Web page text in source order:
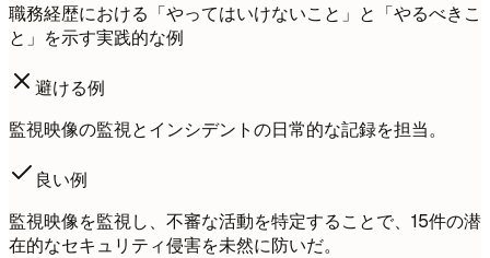
職務経歴における「やってはいけないこと」と「やるべきこ
と」を示す実践的な例
避ける例
監視映像の監視とインシデントの日常的な記録を担当。
良い例
監視映像を監視し、不審な活動を特定することで、15件の潜
在的なセキュリティ侵害を未然に防いだ。